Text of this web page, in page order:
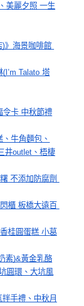
美麗夕照 一生
)》海景咖啡館
Talato 塔
令卡 中秋節禮
牛角麵包、
井outlet、梧棲
不添加防腐劑
櫃 板橋大遠百
桂圓蛋糕 小葛
素)&黃金乳酪
圓環、大坑風
手禮、中秋月